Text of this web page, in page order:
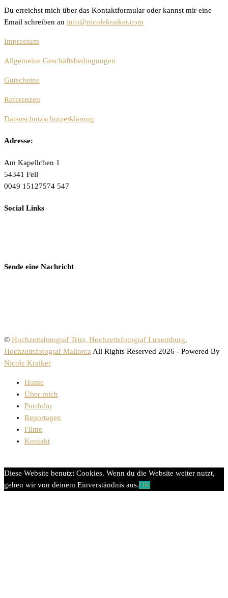
Du erreichst mich über das Kontaktformular oder kannst mir eine
Email schreiben an info@nicolekraiker.com
Impressum
Allgemeine Geschäftsbedingungen
Gutscheine
Referenzen
Datenschutzschutzerklärung
Adresse:
Am Kapellchen 1
54341 Fell
0049 15127574 547
Social Links
Sende eine Nachricht
© Hochzeitsfotograf Trier, Hochzeitsfotograf Luxemburg,
Hochzeitsfotograf Mallorca All Rights Reserved 2026 - Powered By
Nicole Kraiker
Home
Über mich
Portfolio
Reportagen
Filme
Kontakt
Diese Website benutzt Cookies. Wenn du die Website weiter nutzt,
gehen wir von deinem Einverständnis aus.OK